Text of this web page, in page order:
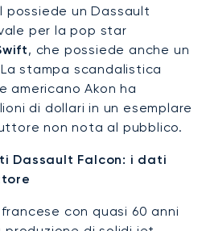
possiede un Dassault
per la pop star
, che possiede anche un
stampa scandalistica
americano Akon ha
di dollari in un esemplare
non nota al pubblico.
Dassault Falcon: i dati
con quasi 60 anni